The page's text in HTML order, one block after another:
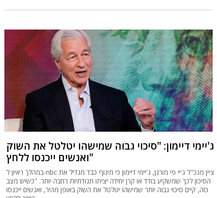
ג'יימי דיימון: "סיכוי גבוה שמישהו יטלטל את השוק
ואנשים ייכנסו ללחץ"
במהלך ראיון ל-nbc ציין מנכ"ל ג'יי פי מורגן, ג'יימי דיימון כי מינוף כבד מגדיל את
הסיכון לכך שמשקיע בודד או קרן יחידה יציתו תנודתיות רחבה יותר. "כשיש מצב
כזה, קיים סיכוי גבוה יותר שמישהו יטלטל את השוק באופן מהיר, ואנשים ייכנסו